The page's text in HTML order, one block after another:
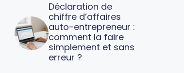
Déclaration de
chiffre d’affaires
auto-entrepreneur :
comment la faire
simplement et sans
erreur ?